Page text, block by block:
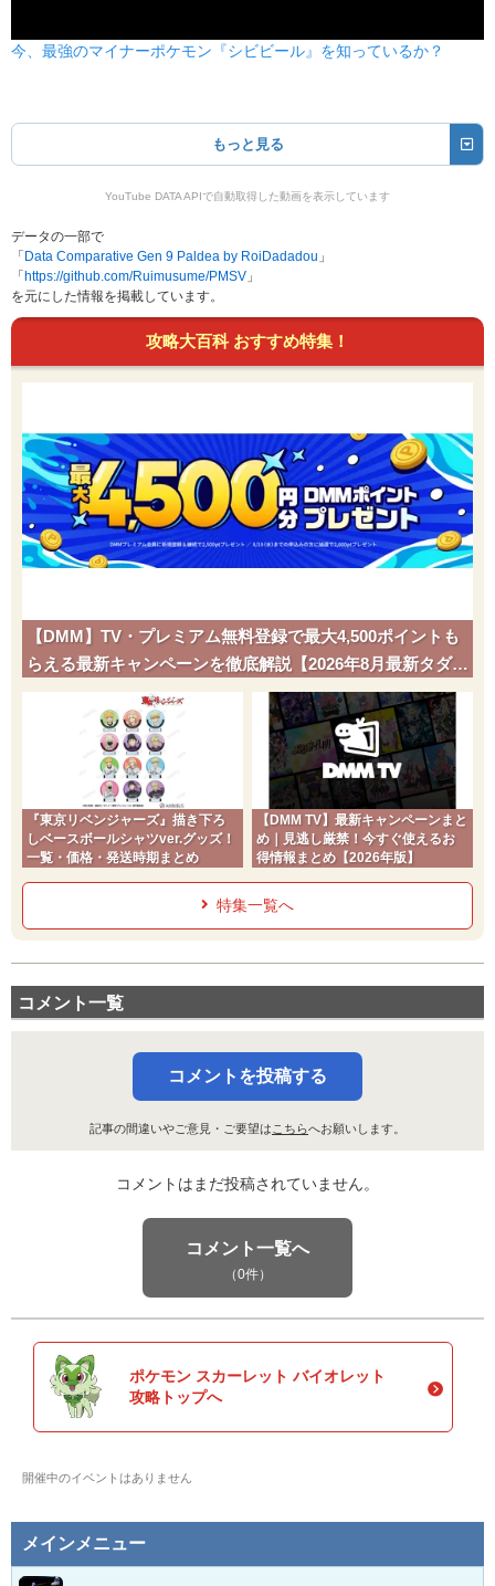
今、最強のマイナーポケモン『シビビール』を知っているか？
もっと見る
YouTube DATA APIで自動取得した動画を表示しています
データの一部で
「Data Comparative Gen 9 Paldea by RoiDadadou 」
「https://github.com/Ruimusume/PMSV 」
を元にした情報を掲載しています。
攻略大百科 おすすめ特集！
【DMM】TV・プレミアム無料登録で最大4,500ポイントも
らえる最新キャンペーンを徹底解説【2026年8月最新タダポ
チ】
『東京リベンジャーズ』描き下ろ
しベースボールシャツver.グッズ！
一覧・価格・発送時期まとめ
【DMM TV】最新キャンペーンまと
め｜見逃し厳禁！今すぐ使えるお
得情報まとめ【2026年版】
特集一覧へ
コメント一覧
コメントを投稿する
記事の間違いやご意見・ご要望は こちらへお願いします。
コメントはまだ投稿されていません。
コメント一覧へ
（0件）
ポケモン スカーレット バイオレット
攻略トップへ
開催中のイベントはありません
メインメニュー